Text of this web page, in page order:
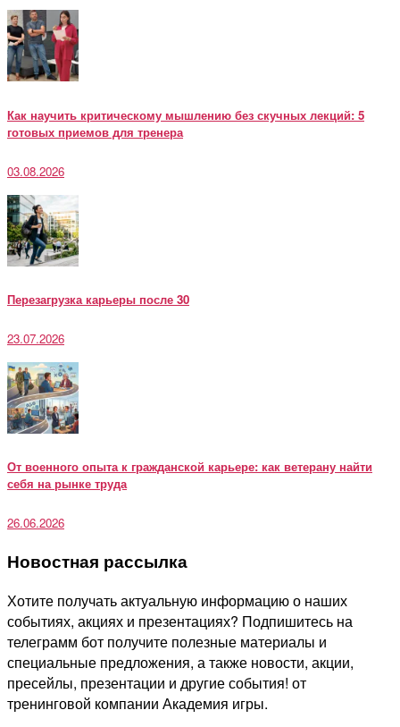
Как научить критическому мышлению без скучных лекций: 5
готовых приемов для тренера
03.08.2026
Перезагрузка карьеры после 30
23.07.2026
От военного опыта к гражданской карьере: как ветерану найти
себя на рынке труда
26.06.2026
Новостная рассылка
Хотите получать актуальную информацию о наших
событиях, акциях и презентациях? Подпишитесь на
телеграмм бот получите полезные материалы и
специальные предложения, а также новости, акции,
пресейлы, презентации и другие события! от
тренинговой компании Академия игры.